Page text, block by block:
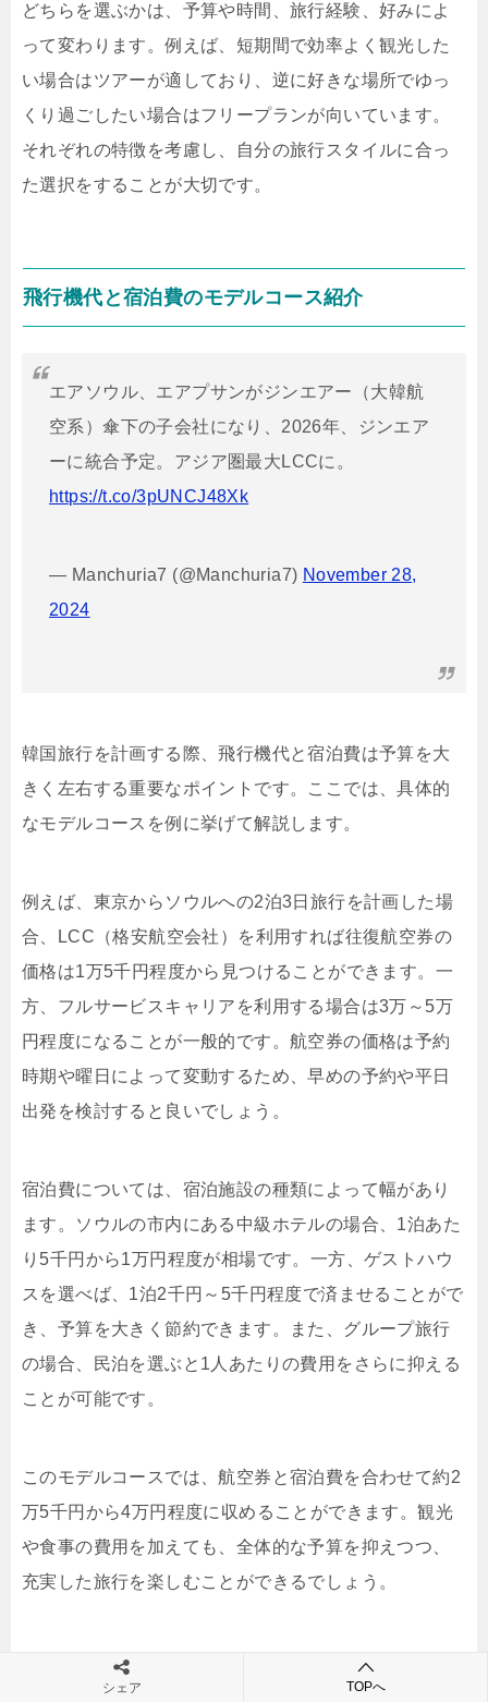
どちらを選ぶかは、予算や時間、旅行経験、好みによ
って変わります。例えば、短期間で効率よく観光した
い場合はツアーが適しており、逆に好きな場所でゆっ
くり過ごしたい場合はフリープランが向いています。
それぞれの特徴を考慮し、自分の旅行スタイルに合っ
た選択をすることが大切です。
飛行機代と宿泊費のモデルコース紹介
エアソウル、エアプサンがジンエアー（大韓航
空系）傘下の子会社になり、2026年、ジンエア
ーに統合予定。アジア圏最大LCCに。
https://t.co/3pUNCJ48Xk
— Manchuria7 (@Manchuria7) November 28,
2024
韓国旅行を計画する際、飛行機代と宿泊費は予算を大
きく左右する重要なポイントです。ここでは、具体的
なモデルコースを例に挙げて解説します。
例えば、東京からソウルへの2泊3日旅行を計画した場
合、LCC（格安航空会社）を利用すれば往復航空券の
価格は1万5千円程度から見つけることができます。一
方、フルサービスキャリアを利用する場合は3万～5万
円程度になることが一般的です。航空券の価格は予約
時期や曜日によって変動するため、早めの予約や平日
出発を検討すると良いでしょう。
宿泊費については、宿泊施設の種類によって幅があり
ます。ソウルの市内にある中級ホテルの場合、1泊あた
り5千円から1万円程度が相場です。一方、ゲストハウ
スを選べば、1泊2千円～5千円程度で済ませることがで
き、予算を大きく節約できます。また、グループ旅行
の場合、民泊を選ぶと1人あたりの費用をさらに抑える
ことが可能です。
このモデルコースでは、航空券と宿泊費を合わせて約2
万5千円から4万円程度に収めることができます。観光
や食事の費用を加えても、全体的な予算を抑えつつ、
充実した旅行を楽しむことができるでしょう。
1泊2日から3泊4日までの日程別費用
シェア TOPへ